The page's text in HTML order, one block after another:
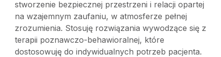
stworzenie bezpiecznej przestrzeni i relacji opartej
na wzajemnym zaufaniu, w atmosferze pełnej
zrozumienia. Stosuję rozwiązania wywodzące się z
terapii poznawczo-behawioralnej, które
dostosowuję do indywidualnych potrzeb pacjenta.